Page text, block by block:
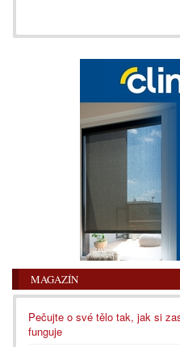
MAGAZÍN
Pečujte o své tělo tak, jak si
funguje